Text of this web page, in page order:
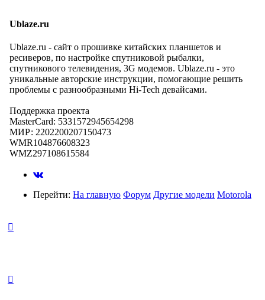
Ublaze.ru
Ublaze.ru - сайт о прошивке китайских планшетов и
ресиверов, по настройке спутниковой рыбалки,
спутникового телевидения, 3G модемов. Ublaze.ru - это
уникальные авторские инструкции, помогающие решить
проблемы с разнообразными Hi-Tech девайсами.
Поддержка проекта
MasterCard: 5331572945654298
МИР: 2202200207150473
WMR104876608323
WMZ297108615584
Перейти: На главную Форум Другие модели Motorola